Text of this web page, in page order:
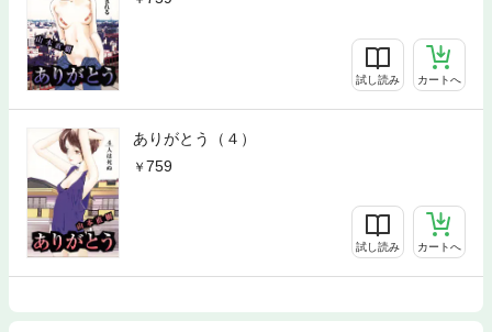
試し読み カートへ
ありがとう（４）
759
試し読み カートへ